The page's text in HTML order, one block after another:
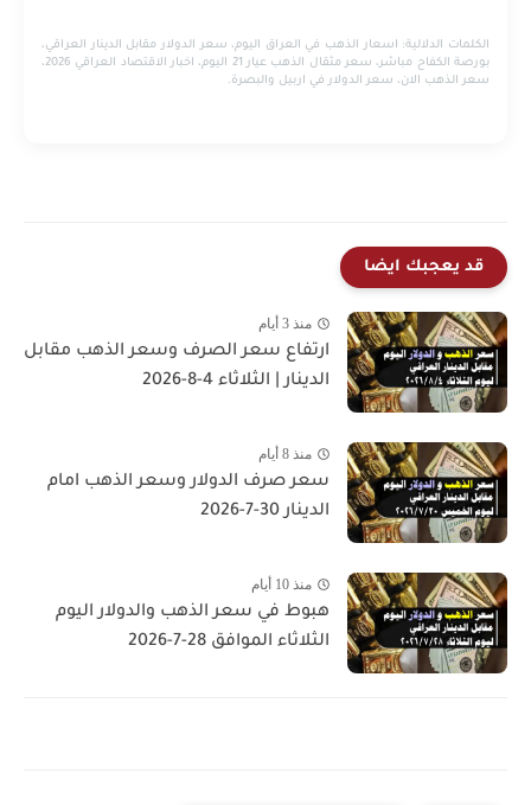
الكلمات الدلالية: اسعار الذهب في العراق اليوم، سعر الدولار مقابل الدينار العراقي،
بورصة الكفاح مباشر، سعر مثقال الذهب عيار 21 اليوم، اخبار الاقتصاد العراقي 2026،
سعر الذهب الان، سعر الدولار في اربيل والبصرة.
قد يعجبك ايضا
منذ 3 أيام
ارتفاع سعر الصرف وسعر الذهب مقابل
الدينار | الثلاثاء 4-8-2026
منذ 8 أيام
سعر صرف الدولار وسعر الذهب امام
الدينار 30-7-2026
منذ 10 أيام
هبوط في سعر الذهب والدولار اليوم
الثلاثاء الموافق 28-7-2026